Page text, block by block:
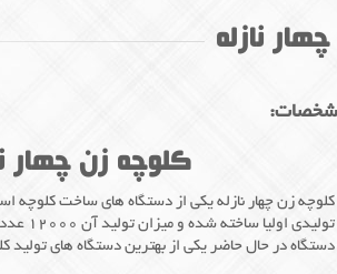
نازله
کلوچه زن چهار
کلوچه زن چهار نازله یکی از دستگاه های ساخت کلوچه
تولیدی
دستگاه در حال حاضر یکی از بهترین دستگاه های تولید